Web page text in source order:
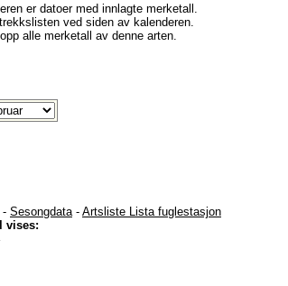
er datoer med innlagte merketall.
ved siden av kalenderen.
alle merketall av denne arten.
- Sesongdata- Artsliste Lista fuglestasjon
vises: